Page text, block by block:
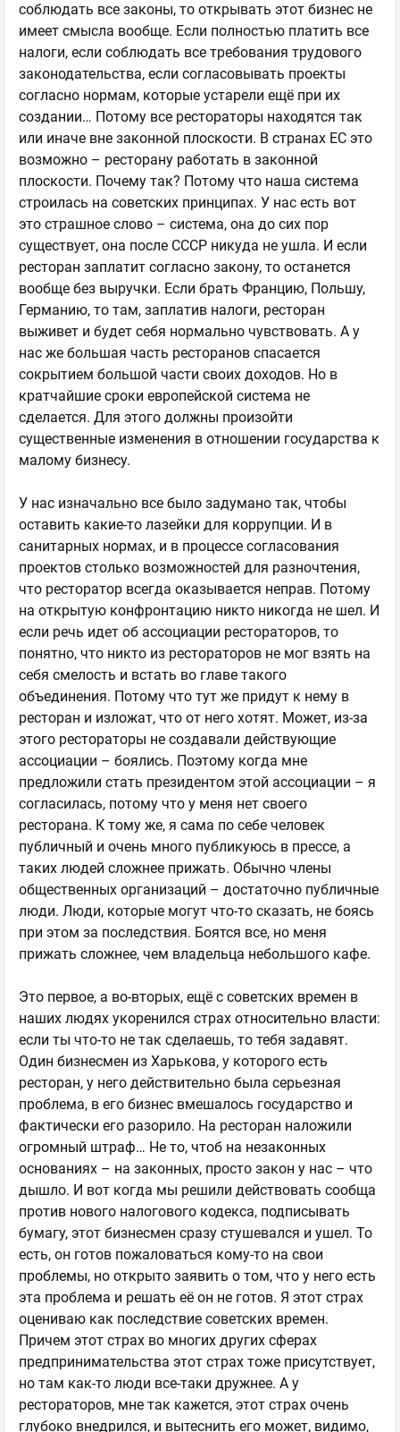
соблюдать все законы, то открывать этот бизнес не
имеет смысла вообще. Если полностью платить все
налоги, если соблюдать все требования трудового
законодательства, если согласовывать проекты
согласно нормам, которые устарели ещё при их
создании… Потому все рестораторы находятся так
или иначе вне законной плоскости. В странах ЕС это
возможно – ресторану работать в законной
плоскости. Почему так? Потому что наша система
строилась на советских принципах. У нас есть вот
это страшное слово – система, она до сих пор
существует, она после СССР никуда не ушла. И если
ресторан заплатит согласно закону, то останется
вообще без выручки. Если брать Францию, Польшу,
Германию, то там, заплатив налоги, ресторан
выживет и будет себя нормально чувствовать. А у
нас же большая часть ресторанов спасается
сокрытием большой части своих доходов. Но в
кратчайшие сроки европейской система не
сделается. Для этого должны произойти
существенные изменения в отношении государства к
малому бизнесу.
У нас изначально все было задумано так, чтобы
оставить какие-то лазейки для коррупции. И в
санитарных нормах, и в процессе согласования
проектов столько возможностей для разночтения,
что ресторатор всегда оказывается неправ. Потому
на открытую конфронтацию никто никогда не шел. И
если речь идет об ассоциации рестораторов, то
понятно, что никто из рестораторов не мог взять на
себя смелость и встать во главе такого
объединения. Потому что тут же придут к нему в
ресторан и изложат, что от него хотят. Может, из-за
этого рестораторы не создавали действующие
ассоциации – боялись. Поэтому когда мне
предложили стать президентом этой ассоциации – я
согласилась, потому что у меня нет своего
ресторана. К тому же, я сама по себе человек
публичный и очень много публикуюсь в прессе, а
таких людей сложнее прижать. Обычно члены
общественных организаций – достаточно публичные
люди. Люди, которые могут что-то сказать, не боясь
при этом за последствия. Боятся все, но меня
прижать сложнее, чем владельца небольшого кафе.
Это первое, а во-вторых, ещё с советских времен в
наших людях укоренился страх относительно власти:
если ты что-то не так сделаешь, то тебя задавят.
Один бизнесмен из Харькова, у которого есть
ресторан, у него действительно была серьезная
проблема, в его бизнес вмешалось государство и
фактически его разорило. На ресторан наложили
огромный штраф… Не то, чтоб на незаконных
основаниях – на законных, просто закон у нас – что
дышло. И вот когда мы решили действовать сообща
против нового налогового кодекса, подписывать
бумагу, этот бизнесмен сразу стушевался и ушел. То
есть, он готов пожаловаться кому-то на свои
проблемы, но открыто заявить о том, что у него есть
эта проблема и решать её он не готов. Я этот страх
оцениваю как последствие советских времен.
Причем этот страх во многих других сферах
предпринимательства этот страх тоже присутствует,
но там как-то люди все-таки дружнее. А у
рестораторов, мне так кажется, этот страх очень
глубоко внедрился, и вытеснить его может, видимо,